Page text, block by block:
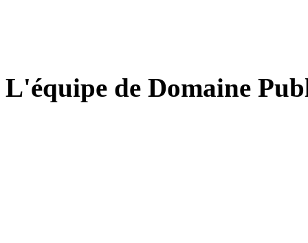
L'équipe de Domaine